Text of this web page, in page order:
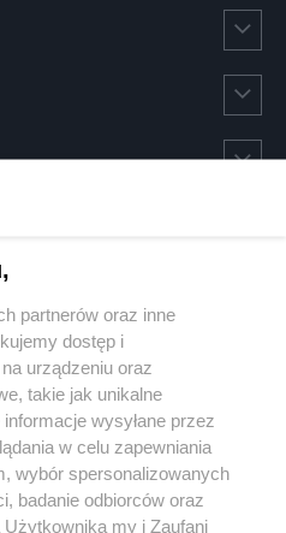
partnerów oraz inne
dostęp i
urządzeniu oraz
takie jak unikalne
wysyłane przez
w celu zapewniania
wybór spersonalizowanych
badanie odbiorców oraz
Użytkownika my i Zaufani